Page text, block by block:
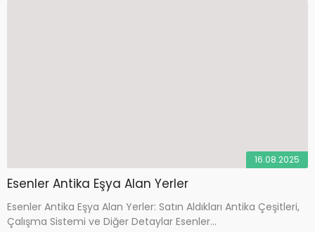
16.08.2025
Esenler Antika Eşya Alan Yerler
Esenler Antika Eşya Alan Yerler: Satın Aldıkları Antika Çeşitleri,
Çalışma Sistemi ve Diğer Detaylar Esenler...